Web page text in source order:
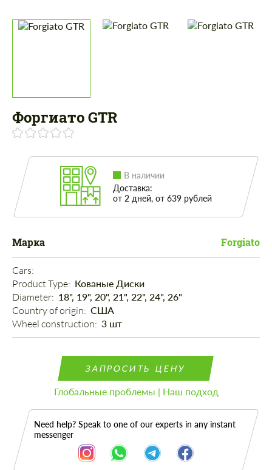
Форгиато GTR
В наличии
Доставка:
от 2 дней, от 639 рублей
Марка Forgiato
Cars:
Product Type: Кованые Диски
Diameter: 18", 19", 20", 21", 22", 24", 26"
Country of origin: США
Wheel construction: 3 шт
ЗАПРОСИТЬ ЦЕНУ
Глобальные проблемы | Наш подход
Need help? Speak to one of our experts in any instant
messenger